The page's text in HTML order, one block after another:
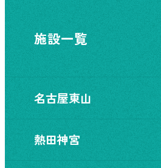
施設一覧
名古屋東山
熱田神宮